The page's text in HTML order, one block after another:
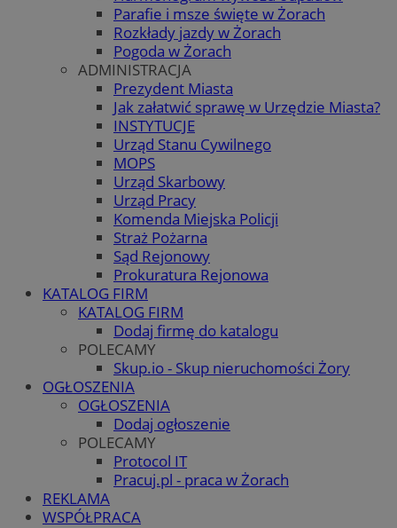
Parafie i msze święte w Żorach
Rozkłady jazdy w Żorach
Pogoda w Żorach
ADMINISTRACJA
Prezydent Miasta
Jak załatwić sprawę w Urzędzie Miasta?
INSTYTUCJE
Urząd Stanu Cywilnego
MOPS
Urząd Skarbowy
Urząd Pracy
Komenda Miejska Policji
Straż Pożarna
Sąd Rejonowy
Prokuratura Rejonowa
KATALOG FIRM
KATALOG FIRM
Dodaj firmę do katalogu
POLECAMY
Skup.io - Skup nieruchomości Żory
OGŁOSZENIA
OGŁOSZENIA
Dodaj ogłoszenie
POLECAMY
Protocol IT
Pracuj.pl - praca w Żorach
REKLAMA
WSPÓŁPRACA